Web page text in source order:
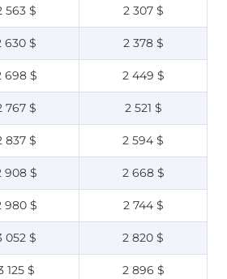
563 $ 2 307 $
630 $ 2 378 $
698 $ 2 449 $
767 $ 2 521 $
837 $ 2 594 $
908 $ 2 668 $
980 $ 2 744 $
052 $ 2 820 $
125 $ 2 896 $